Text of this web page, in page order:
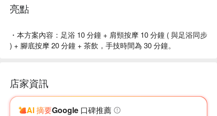
亮點
・本方案內容：足浴 10 分鐘 + 肩頸按摩 10 分鐘 ( 與足浴同步
) + 腳底按摩 20 分鐘 + 茶飲，手技時間為 30 分鐘。
店家資訊
AI 摘要Google 口碑推薦